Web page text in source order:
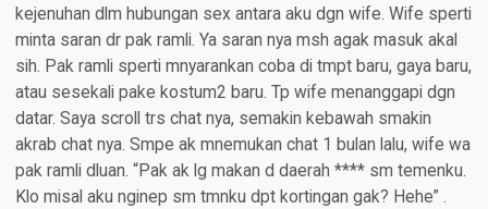
kejenuhan dlm hubungan sex antara aku dgn wife. Wife sperti
minta saran dr pak ramli. Ya saran nya msh agak masuk akal
sih. Pak ramli sperti mnyarankan coba di tmpt baru, gaya baru,
atau sesekali pake kostum2 baru. Tp wife menanggapi dgn
datar. Saya scroll trs chat nya, semakin kebawah smakin
akrab chat nya. Smpe ak mnemukan chat 1 bulan lalu, wife wa
pak ramli dluan. “Pak ak lg makan d daerah **** sm temenku.
Klo misal aku nginep sm tmnku dpt kortingan gak? Hehe” .